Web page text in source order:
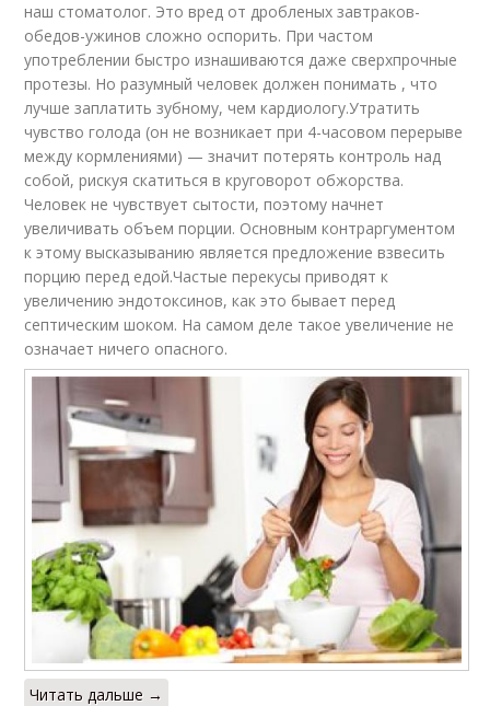
наш стоматолог. Это вред от дробленых завтраков-
обедов-ужинов сложно оспорить. При частом
употреблении быстро изнашиваются даже сверхпрочные
протезы. Но разумный человек должен понимать , что
лучше заплатить зубному, чем кардиологу.Утратить
чувство голода (он не возникает при 4-часовом перерыве
между кормлениями) — значит потерять контроль над
собой, рискуя скатиться в круговорот обжорства.
Человек не чувствует сытости, поэтому начнет
увеличивать объем порции. Основным контраргументом
к этому высказыванию является предложение взвесить
порцию перед едой.Частые перекусы приводят к
увеличению эндотоксинов, как это бывает перед
септическим шоком. На самом деле такое увеличение не
означает ничего опасного.
Читать дальше →